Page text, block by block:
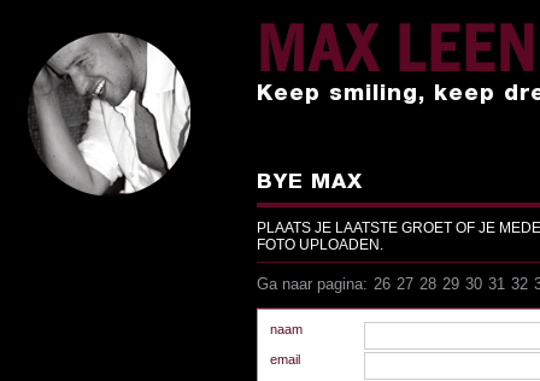
MAX
Keep smiling, keep
BYE MAX
PLAATS JE LAATSTE GROET OF JE
FOTO UPLOADEN.
Ga naar pagina: 26 27 28 29 30 31 32
naam
email
Ga naar pagina: